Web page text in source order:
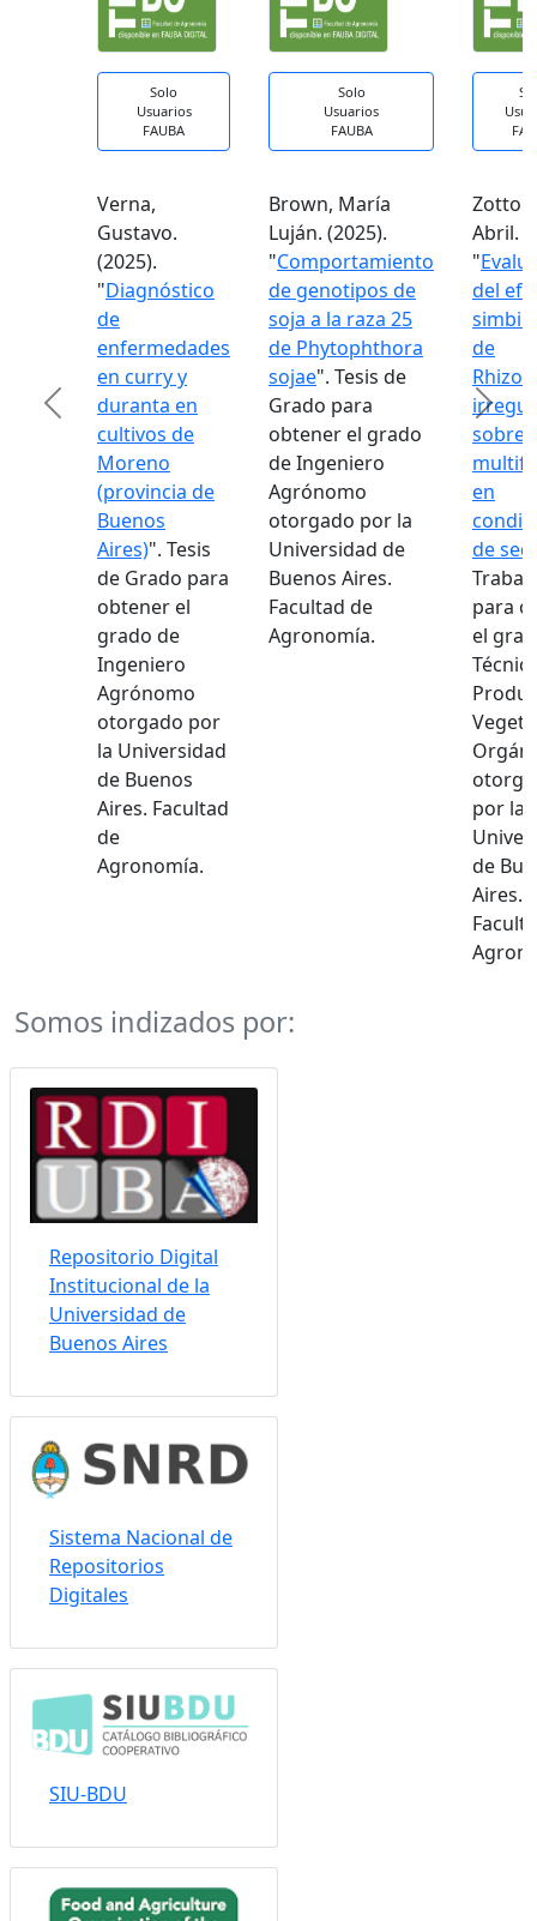
Solo
Usuarios
FAUBA
Verna,
Gustavo.
(2025).
"Diagnóstico
de
enfermedades
en curry y
duranta en
cultivos de
Moreno
(provincia de
Buenos
Aires)". Tesis
de Grado para
obtener el
grado de
Ingeniero
Agrónomo
otorgado por
la Universidad
de Buenos
Aires. Facultad
de
Agronomía.
Solo
Usuarios
FAUBA
Brown, María
Luján. (2025).
"Comportamiento
de genotipos de
soja a la raza 25
de Phytophthora
sojae". Tesis de
Grado para
obtener el grado
de Ingeniero
Agrónomo
otorgado por la
Universidad de
Buenos Aires.
Facultad de
Agronomía.
Abril.
"
del
de
sobre
en
de
para
el
por la
de
Aires.
Previous Next
Somos indizados por:
Repositorio Digital
Institucional de la
Universidad de
Buenos Aires
Sistema Nacional de
Repositorios
Digitales
SIU-BDU